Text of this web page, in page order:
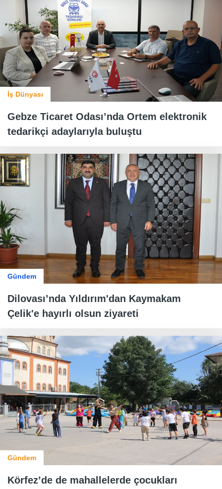
İş Dünyası
Gebze Ticaret Odası’nda Ortem elektronik
tedarikçi adaylarıyla buluştu
Gündem
Dilovası’nda Yıldırım'dan Kaymakam
Çelik'e hayırlı olsun ziyareti
Gündem
Körfez’de de mahallelerde çocukları